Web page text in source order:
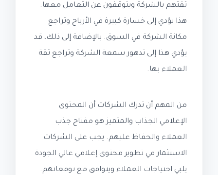
ثقتهم بالشركة ويتوقفون عن التعامل معها.
هذا يؤدي إلى خسارة كبيرة في الأرباح وتراجع
مكانة الشركة في السوق. بالإضافة إلى ذلك، قد
يؤدي هذا إلى تدهور سمعة الشركة وتراجع ثقة
العملاء بها.
من المهم أن تدرك الشركات أن المحتوى
الإعلامي الجذاب والمتميز هو مفتاح جذب
العملاء والحفاظ عليهم. يجب على الشركات
الاستثمار في تطوير محتوى إعلامي عالي الجودة
يلبي احتياجات العملاء ويتوافق مع توقعاتهم.